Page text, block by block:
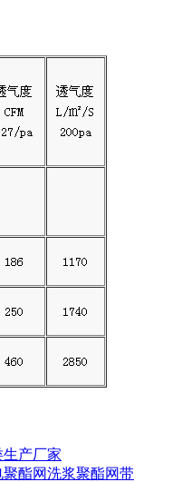
产厂家
酯网洗浆聚酯网带